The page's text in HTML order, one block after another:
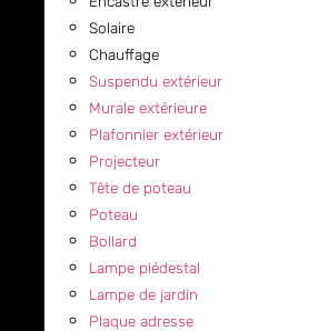
Solaire
Chauffage
Suspendu extérieur
Murale extérieure
Plafonnier extérieur
Projecteur
Tête de poteau
Poteau
Bollard
Lampe piédestal
Lampe de jardin
Plaque adresse